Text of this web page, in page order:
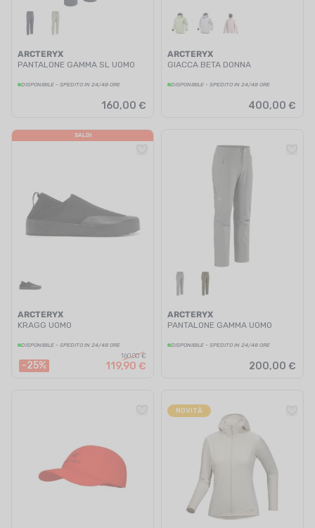
ARCTERYX
PANTALONE GAMMA SL UOMO
DISPONIBILE - SPEDITO IN 24/48 ORE
160,00 €
ARCTERYX
GIACCA BETA DONNA
DISPONIBILE - SPEDITO IN 24/48 ORE
400,00 €
SALDI
ARCTERYX
KRAGG UOMO
DISPONIBILE - SPEDITO IN 24/48 ORE
-25%
160,00 €
119,90 €
ARCTERYX
PANTALONE GAMMA UOMO
DISPONIBILE - SPEDITO IN 24/48 ORE
200,00 €
NOVITÀ